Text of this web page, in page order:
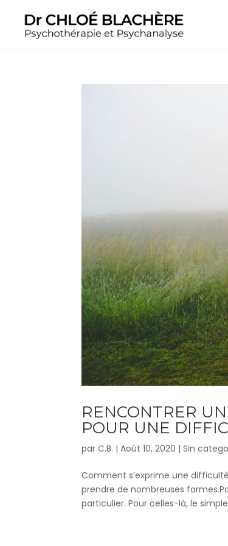
RENCONTRER
POUR UNE
parC.B. |Août 10, 2020 |Sin
Comment s’exprime une
prendre de nombreuses
particulier. Pour celles-là, le